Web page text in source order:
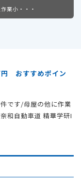
業小・・・
おすすめポイン
です/母屋の他に作業
和自動車道 精華学研I